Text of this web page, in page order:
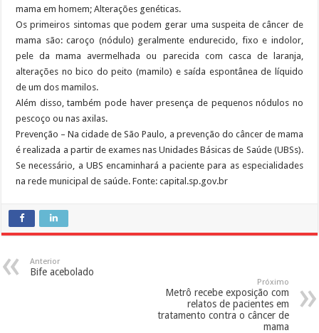
mama em homem; Alterações genéticas.
Os primeiros sintomas que podem gerar uma suspeita de câncer de
mama são: caroço (nódulo) geralmente endurecido, fixo e indolor,
pele da mama avermelhada ou parecida com casca de laranja,
alterações no bico do peito (mamilo) e saída espontânea de líquido
de um dos mamilos.
Além disso, também pode haver presença de pequenos nódulos no
pescoço ou nas axilas.
Prevenção – Na cidade de São Paulo, a prevenção do câncer de mama
é realizada a partir de exames nas Unidades Básicas de Saúde (UBSs).
Se necessário, a UBS encaminhará a paciente para as especialidades
na rede municipal de saúde. Fonte: capital.sp.gov.br
Anterior
Bife acebolado
Próximo
Metrô recebe exposição com
relatos de pacientes em
tratamento contra o câncer de
mama